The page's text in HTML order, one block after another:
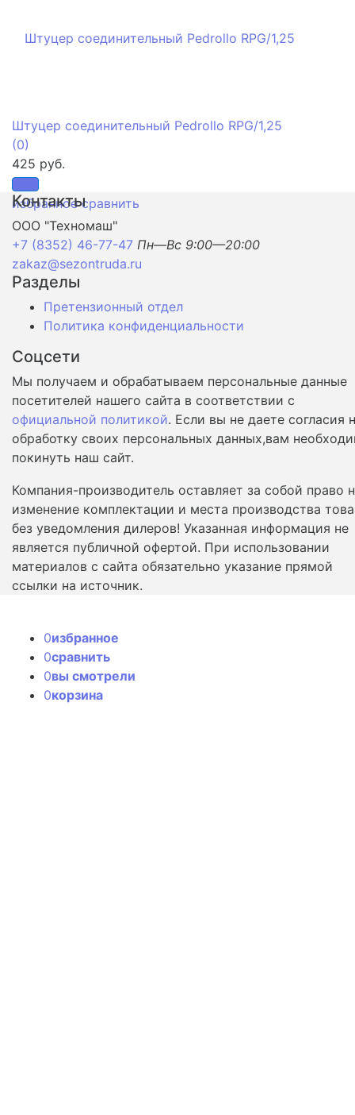
избранное сравнить
Штуцер соединительный Pedrollo RPG/1,25
(0)
425 руб.
Контакты
ООО "Техномаш"
+7 (8352) 46-77-47 Пн—Вс 9:00—20:00
zakaz@sezontruda.ru
Разделы
Претензионный отдел
Политика конфиденциальности
Соцсети
Мы получаем и обрабатываем персональные данные
посетителей нашего сайта в соответствии с
официальной политикой. Если вы не даете согласия
обработку своих персональных данных,вам
покинуть наш сайт.
Компания-производитель оставляет за собой право
изменение комплектации и места производства
без уведомления дилеров! Указанная информация не
является публичной офертой. При использовании
материалов с сайта обязательно указание прямой
ссылки на источник.
0избранное
0сравнить
0вы смотрели
0корзина